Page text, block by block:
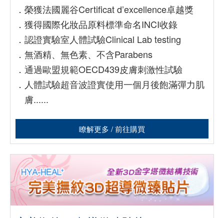
． 榮獲法國麗谷Certificat d’excellence卓越獎
． 獲得國際化妝品原料標準命名INCI收錄
． 認證實驗室人體試驗Clinical Lab testing
． 無酒精、無色素、不含Parabens
． 通過歐盟規範OECD439皮膚刺激性試驗
． 人體試驗超音波證實使用一個月後飽滿彈力肌
膚......
瞭解更多 / 前往購買